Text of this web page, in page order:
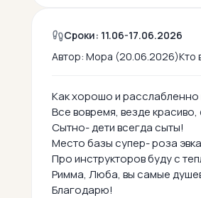
Сроки: 11.06-17.06.2026
Автор: Мора (20.06.2026)Кто
Как хорошо и
Все вовремя, везде
Сытно- дети всегда сыты!
Место базы супер- роза
Про инструкторов буду с
Римма, Люба, вы самые
Благодарю!